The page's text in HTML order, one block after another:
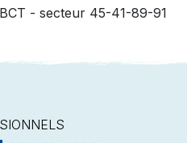
- secteur 45-41-89-91